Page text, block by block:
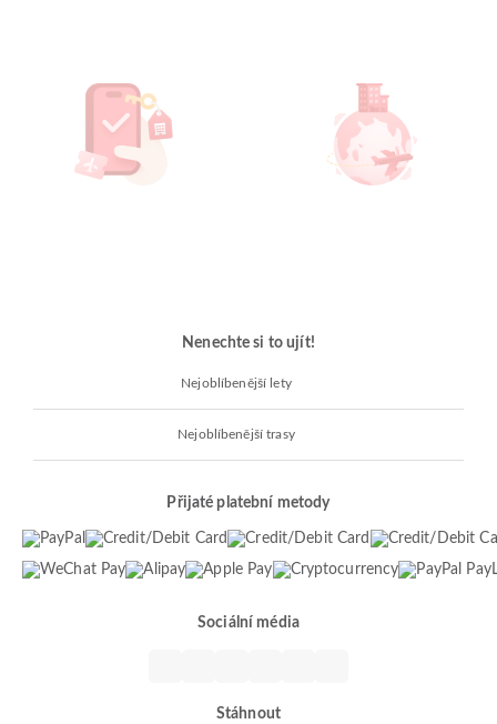
Nenechte si to ujít!
Nejoblíbenější lety
Nejoblíbenější trasy
Přijaté platební metody
Sociální média
Stáhnout